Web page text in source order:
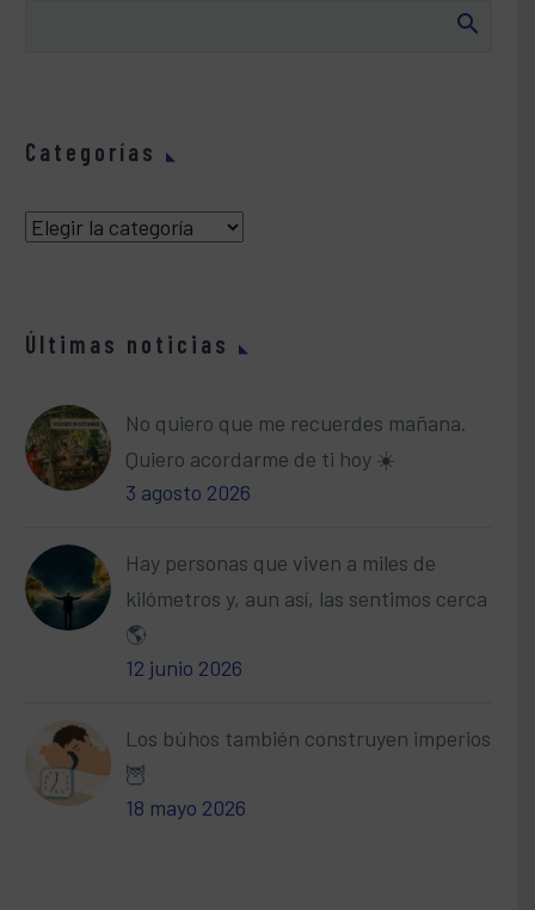
Categorías
Categorías
Últimas noticias
No quiero que me recuerdes mañana.
Quiero acordarme de ti hoy ☀️
3 agosto 2026
Hay personas que viven a miles de
kilómetros y, aun así, las sentimos cerca
🌎
12 junio 2026
Los búhos también construyen imperios
🦉
18 mayo 2026